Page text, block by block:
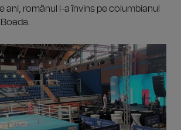
ani, românul l-a învins pe columbianul